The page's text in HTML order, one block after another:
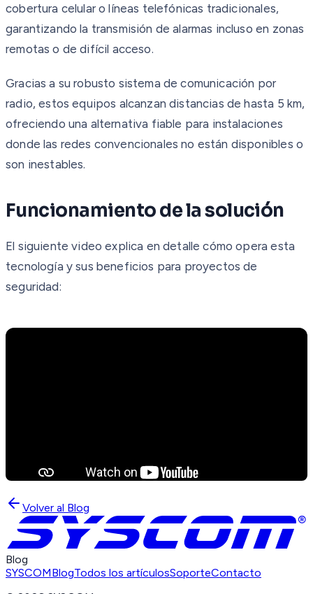
cobertura celular o líneas telefónicas tradicionales,
garantizando la transmisión de alarmas incluso en zonas
remotas o de difícil acceso.
Gracias a su robusto sistema de comunicación por
radio, estos equipos alcanzan distancias de hasta 5 km,
ofreciendo una alternativa fiable para instalaciones
donde las redes convencionales no están disponibles o
son inestables.
Funcionamiento de la solución
El siguiente video explica en detalle cómo opera esta
tecnología y sus beneficios para proyectos de
seguridad:
Volver al Blog
Blog
SYSCOMBlogTodos los artículosSoporteContacto